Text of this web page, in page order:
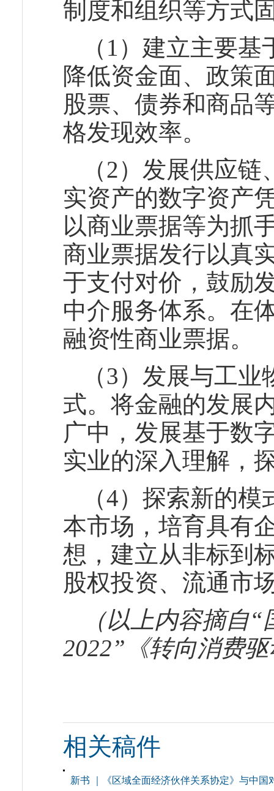
制度和组织等方式
（1）建立主要
降低资金面、政策
股票、债券和商品
格发现效率。
（2）发展供应
实资产的数字资产
以商业票据等为抓
商业票据发行以真
于支付对价，鼓励
中介服务体系。在
融资性商业票据。
（3）发展与工
式。将金融的发展
广中，发展基于数
实业的深入理解，
（4）探索新的
本市场，培育具有
想，建立从非标到
股权投资、流通市
（以上内容摘自
2022”《转向消费
相关稿件
新书 ｜《区域全面经济伙伴关系协定》与中国